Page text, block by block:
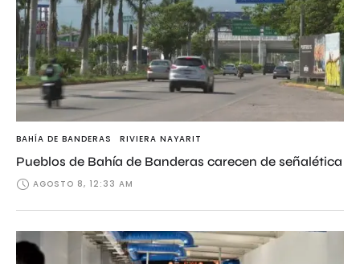
BAHÍA DE BANDERAS RIVIERA NAYARIT
Pueblos de Bahía de Banderas carecen de señalética
AGOSTO 8, 12:33 AM